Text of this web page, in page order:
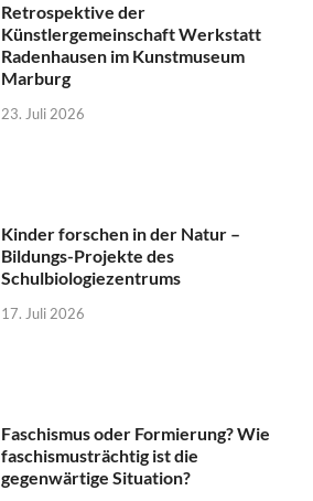
Retrospektive der
Künstlergemeinschaft Werkstatt
Radenhausen im Kunstmuseum
Marburg
23. Juli 2026
Kinder forschen in der Natur –
Bildungs-Projekte des
Schulbiologiezentrums
17. Juli 2026
Faschismus oder Formierung? Wie
faschismusträchtig ist die
gegenwärtige Situation?